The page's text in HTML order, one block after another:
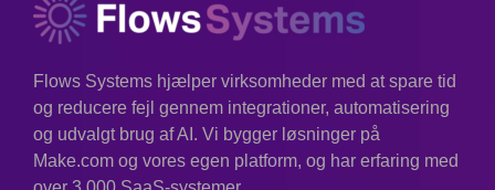
Flows Systems hjælper virksomheder med at spare tid
og reducere fejl gennem integrationer, automatisering
og udvalgt brug af AI. Vi bygger løsninger på
Make.com og vores egen platform, og har erfaring med